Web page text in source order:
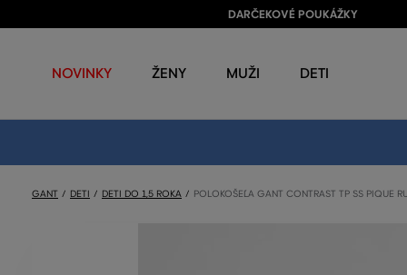
DARČEKOVÉ POUKÁŽKY
NOVINKY ŽENY MUŽI DETI
GANT DETI DETI DO 1,5 ROKA POLOKOŠEĽA GANT CONTRAST TP SS PIQUE